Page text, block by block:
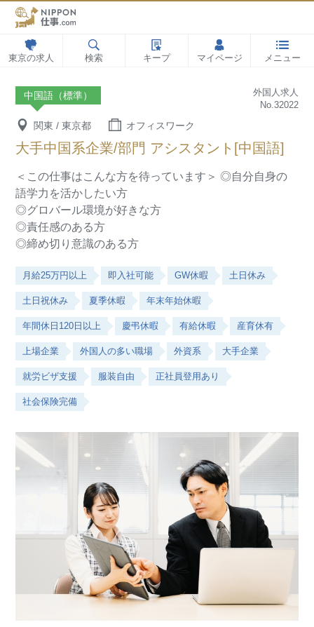
東京の求人 検索 キープ マイページ メニュー
中国語（標準）
外国人求人
No.32022
関東 / 東京都 オフィスワーク
大手中国系企業/部門 アシスタント[中国語]
＜この仕事はこんな方を待っています＞ ◎自分自身の
語学力を活かしたい方
◎グロバール環境が好きな方
◎責任感のある方
◎締め切り意識のある方
月給25万円以上 即入社可能 GW休暇 土日休み
土日祝休み 夏季休暇 年末年始休暇
年間休日120日以上 慶弔休暇 有給休暇 産育休有
上場企業 外国人の多い職場 外資系 大手企業
就労ビザ支援 服装自由 正社員登用あり
社会保険完備